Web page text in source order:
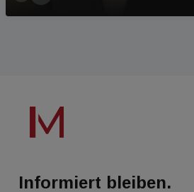
Informiert bleiben.